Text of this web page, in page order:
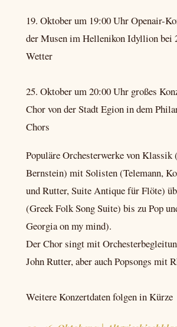
19. Oktober um 19:00 Uhr Openair-
der Musen im Hellenikon Idyllion bei
Wetter
25. Oktober um 20:00 Uhr großes
Chor von der Stadt Egion in dem
Chors
Populäre Orchesterwerke von Klassik
Bernstein) mit Solisten (Telemann,
und Rutter, Suite Antique für Flöte)
(Greek Folk Song Suite) bis zu Pop
Georgia on my mind).
Der Chor singt mit
John Rutter, aber auch Popsongs mit
Weitere Konzertdaten folgen in Kürze